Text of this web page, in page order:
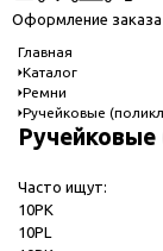
Оформление заказа
Главная
Каталог
Ремни
Ручейковые
Часто ищут:
10PK
10PL